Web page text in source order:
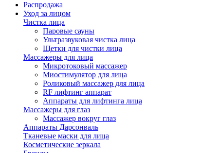
Распродажа
Уход за лицом
Чистка лица
Паровые сауны
Ультразвуковая чистка лица
Щетки для чистки лица
Массажеры для лица
Микротоковый массажер
Миостимулятор для лица
Роликовый массажер для лица
RF лифтинг аппарат
Аппараты для лифтинга лица
Массажеры для глаз
Массажер вокруг глаз
Аппараты Дарсонваль
Тканевые маски для лица
Косметические зеркала